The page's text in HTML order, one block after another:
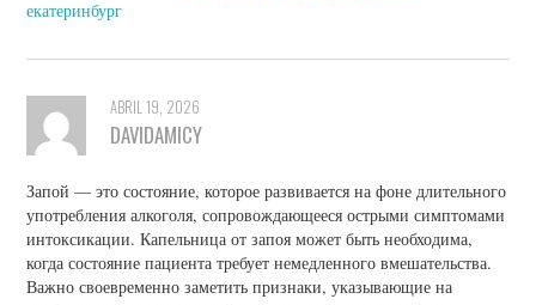
екатеринбург
ABRIL 19, 2026
DAVIDAMICY
Запой — это состояние, которое развивается на фоне длительного
употребления алкоголя, сопровождающееся острыми симптомами
интоксикации. Капельница от запоя может быть необходима,
когда состояние пациента требует немедленного вмешательства.
Важно своевременно заметить признаки, указывающие на